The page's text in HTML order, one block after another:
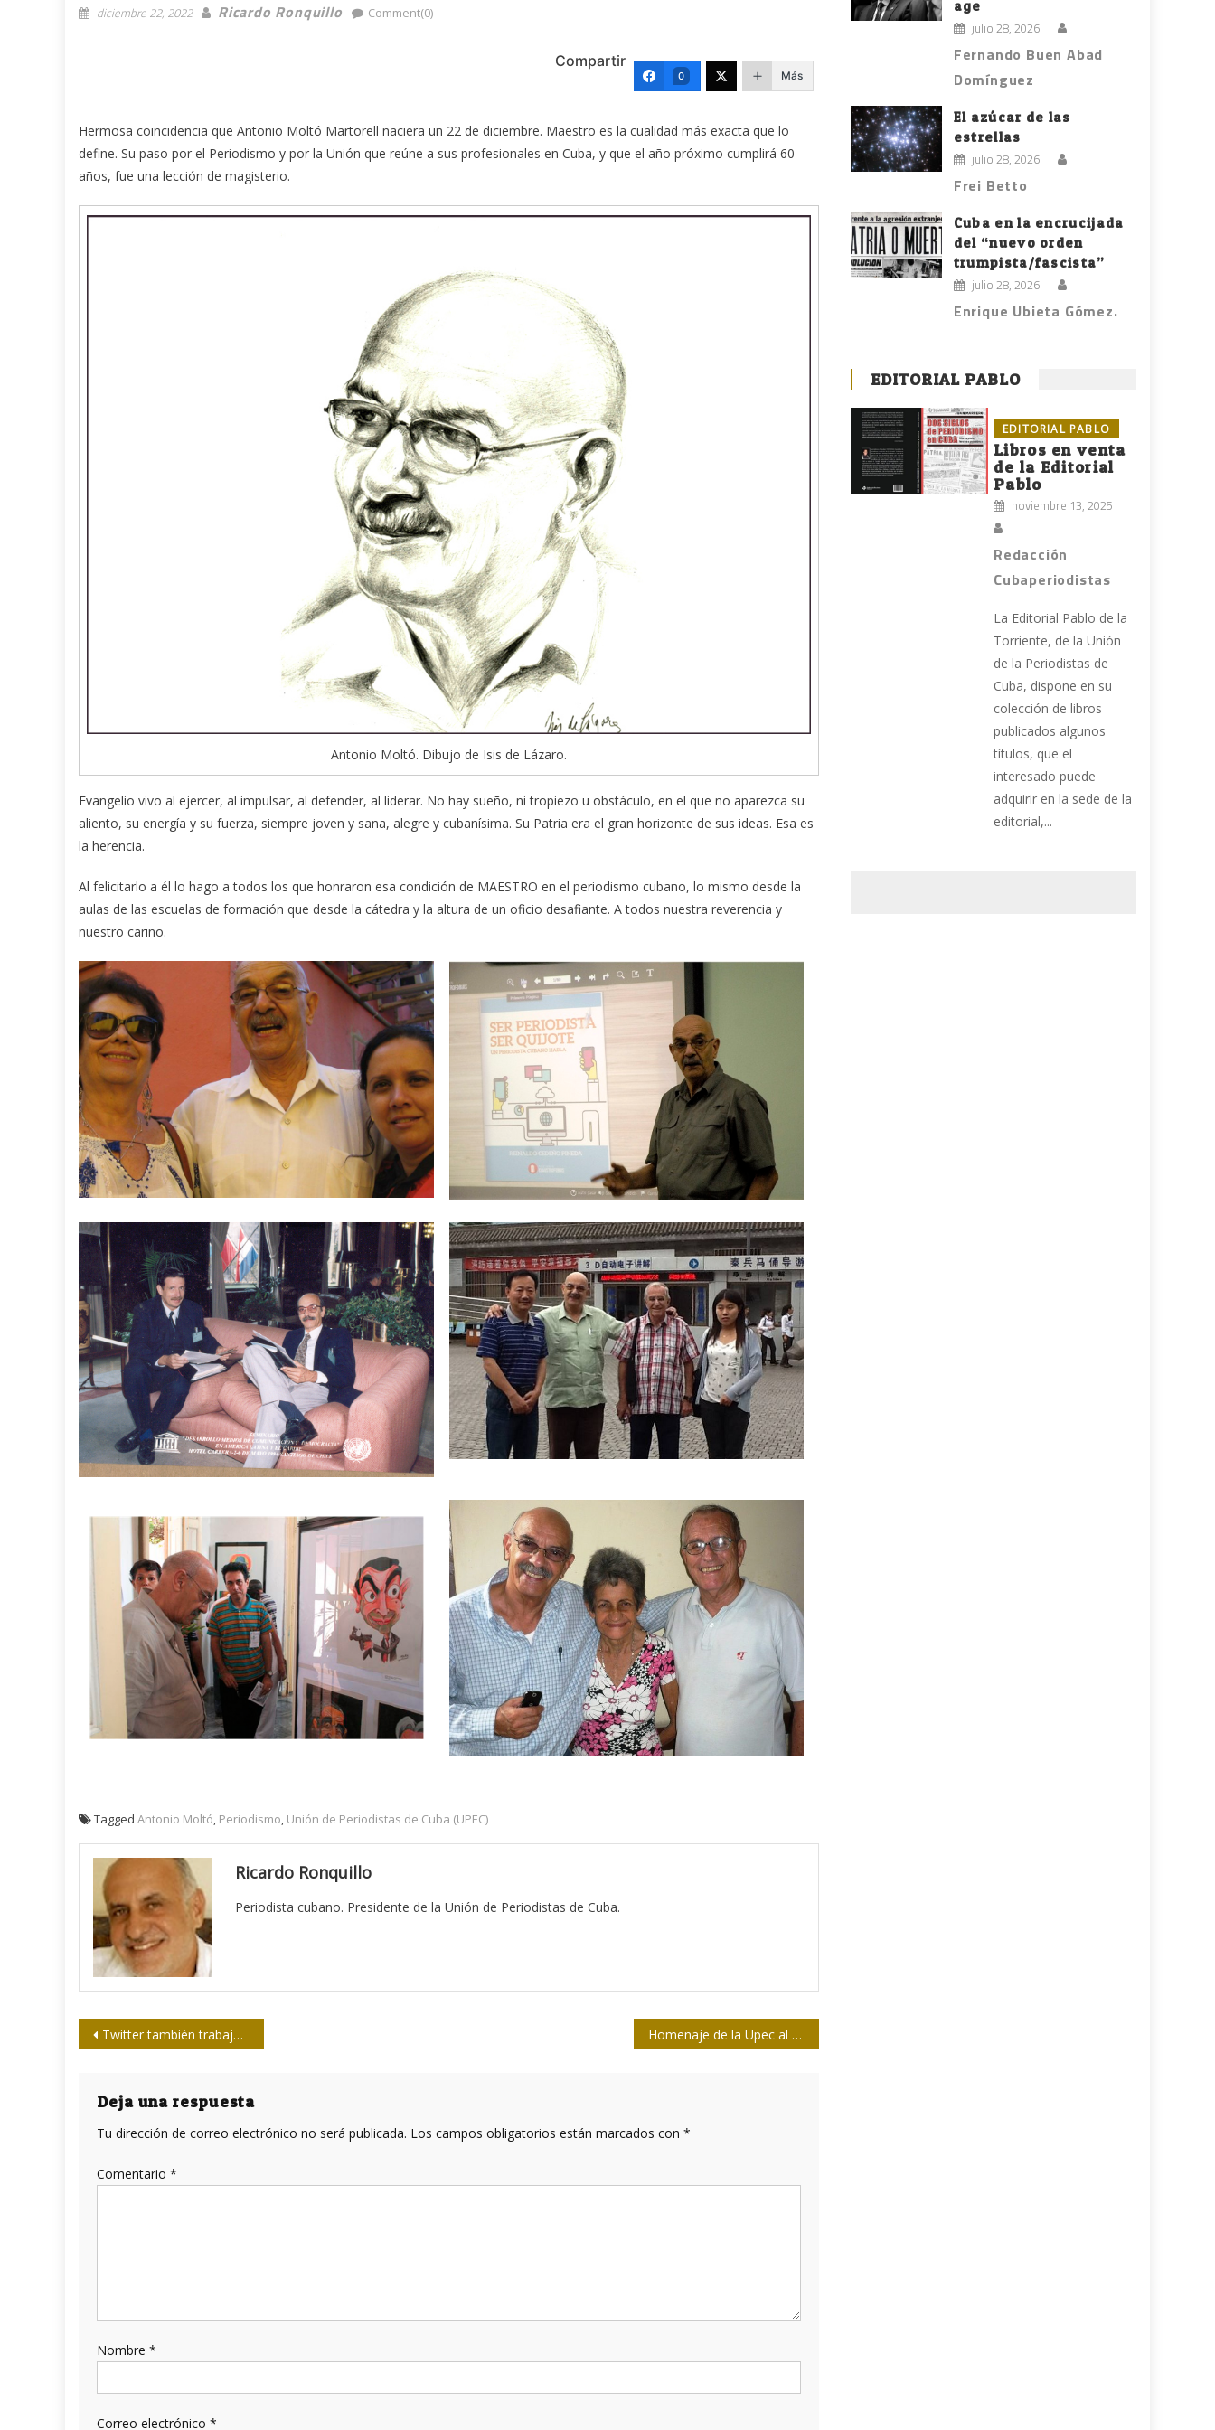
diciembre 22, 2022 Ricardo Ronquillo Comment(0)
Compartir
0 Más
Hermosa coincidencia que Antonio Moltó Martorell naciera un 22 de diciembre. Maestro es la cualidad más exacta que lo
define. Su paso por el Periodismo y por la Unión que reúne a sus profesionales en Cuba, y que el año próximo cumplirá 60
años, fue una lección de magisterio.
Antonio Moltó. Dibujo de Isis de Lázaro.
Evangelio vivo al ejercer, al impulsar, al defender, al liderar. No hay sueño, ni tropiezo u obstáculo, en el que no aparezca su
aliento, su energía y su fuerza, siempre joven y sana, alegre y cubanísima. Su Patria era el gran horizonte de sus ideas. Esa es
la herencia.
Al felicitarlo a él lo hago a todos los que honraron esa condición de MAESTRO en el periodismo cubano, lo mismo desde la
aulas de las escuelas de formación que desde la cátedra y la altura de un oficio desafiante. A todos nuestra reverencia y
nuestro cariño.
Tagged Antonio Moltó Periodismo Unión de Periodistas de Cuba (UPEC)
Ricardo Ronquillo
Periodista cubano. Presidente de la Unión de Periodistas de Cuba.
Navegación
entradas
Twitter también trabaja para el Pentágono Homenaje de la Upec al Grupo Asesor
Deja una respuesta
Tu dirección de correo electrónico no será publicada. Los campos obligatorios están marcados con *
Comentario *
Nombre *
Correo electrónico *
age
julio 28, 2026
Fernando Buen Abad
Domínguez
El azúcar de las
estrellas
julio 28, 2026
Frei Betto
Cuba en la encrucijada
del “nuevo orden
trumpista/fascista”
julio 28, 2026
Enrique Ubieta Gómez.
EDITORIAL PABLO
EDITORIAL PABLO
Libros en venta
de la Editorial
Pablo
noviembre 13, 2025
Redacción
Cubaperiodistas
La Editorial Pablo de la
Torriente, de la Unión
de la Periodistas de
Cuba, dispone en su
colección de libros
publicados algunos
títulos, que el
interesado puede
adquirir en la sede de la
editorial,...